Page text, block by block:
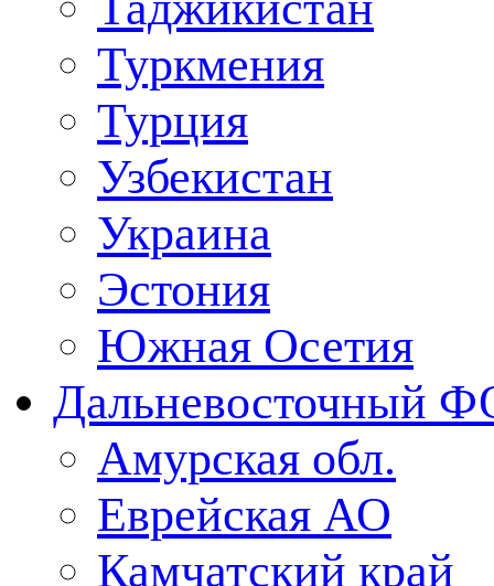
Туркмения
Турция
Узбекистан
Украина
Эстония
Южная Осетия
Дальневосточный
Амурская обл.
Еврейская АО
Камчатский край